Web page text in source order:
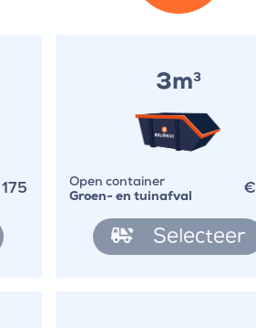
175
3m3
Open container
Groen- en tuinafval
€
Selecteer